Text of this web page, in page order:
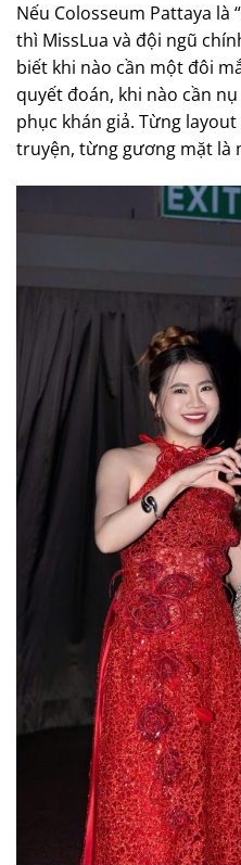
Nếu Colosseum Pattaya là
thì MissLua và đội ngũ
biết khi nào cần một đôi
quyết đoán, khi nào cần
phục khán giả. Từng
truyện, từng gương mặt là